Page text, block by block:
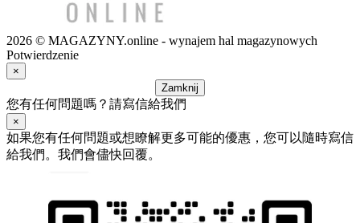
2026 © MAGAZYNY.online - wynajem hal magazynowych
Potwierdzenie
×
Zamknij
您有任何問題嗎？請寫信給我們
×
如果您有任何問題或想瞭解更多可能的優惠，您可以隨時寫信
給我們。我們會儘快回覆。